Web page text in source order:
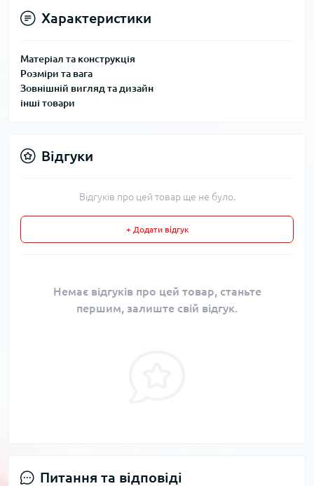
Характеристики
Матеріал та конструкція
Розміри та вага
Зовнішній вигляд та дизайн
інші товари
Відгуки
Відгуків про цей товар ще не було.
+ Додати відгук
Немає відгуків про цей товар, станьте
першим, залиште свій відгук.
Питання та відповіді